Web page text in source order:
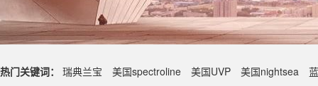
热门关键词： 瑞典兰宝 美国spectroline 美国UVP 美国nightsea